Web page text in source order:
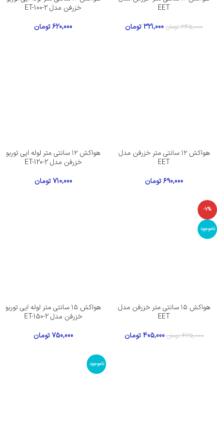
EET
345,000 تومان 321,000تومان
خزرفن مدل ET-100-2
620,000تومان
هواکش ۱۲ سانتی متر خزرفن مدل
EET
690,000تومان
هواکش ۱۲ سانتی متر لوله ایی توربو
خزرفن مدل ET-120-2
710,000 تومان
-7%
ناموجود
هواکش ۱۵ سانتی متر خزرفن مدل
EET
435,000 تومان 405,000 تومان
هواکش ۱۵ سانتی متر لوله ایی توربو
خزرفن مدل ET-150-2
750,000 تومان
ناموجود